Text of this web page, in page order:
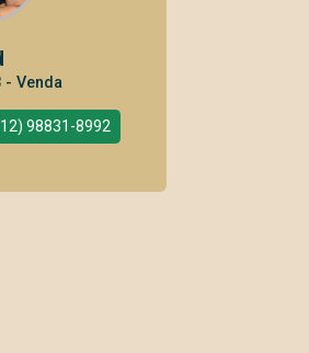
- Venda
98831-8992